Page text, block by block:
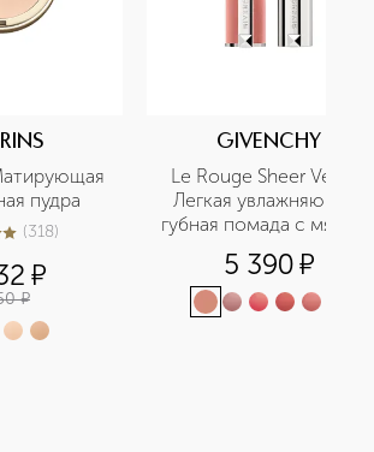
пудра
(318)
¤
¤
GIVENCHY
Le Rouge Sheer Velvet
Легкая увлажняющая
губная помада с мягким
матовым финишем
5 390¤